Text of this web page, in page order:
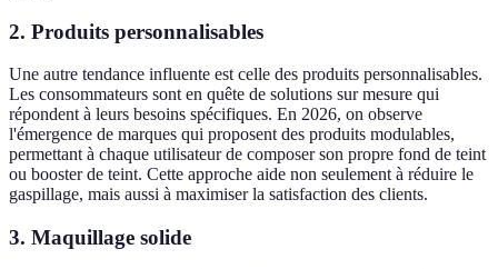
2. Produits personnalisables
Une autre tendance influente est celle des produits personnalisables.
Les consommateurs sont en quête de solutions sur mesure qui
répondent à leurs besoins spécifiques. En 2026, on observe
l'émergence de marques qui proposent des produits modulables,
permettant à chaque utilisateur de composer son propre fond de teint
ou booster de teint. Cette approche aide non seulement à réduire le
gaspillage, mais aussi à maximiser la satisfaction des clients.
3. Maquillage solide